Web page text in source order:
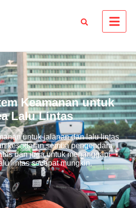
Keamanan untuk
Lalu Lintas
untuk jalanan dan lalu lintas
kesadaran semua pengendara
dan juga untuk menanggapi
lintas secepat mungkin.